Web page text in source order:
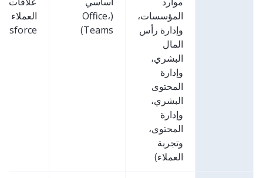
المؤسسات،
وإدارة رأس
المال
البشري،
وإدارة
المحتوى
البشري،
وإدارة
المحتوى،
وتجربة
العملاء)
(Office،
Teams)
العملاء